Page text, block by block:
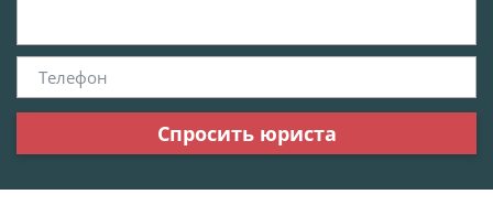
Спросить юриста